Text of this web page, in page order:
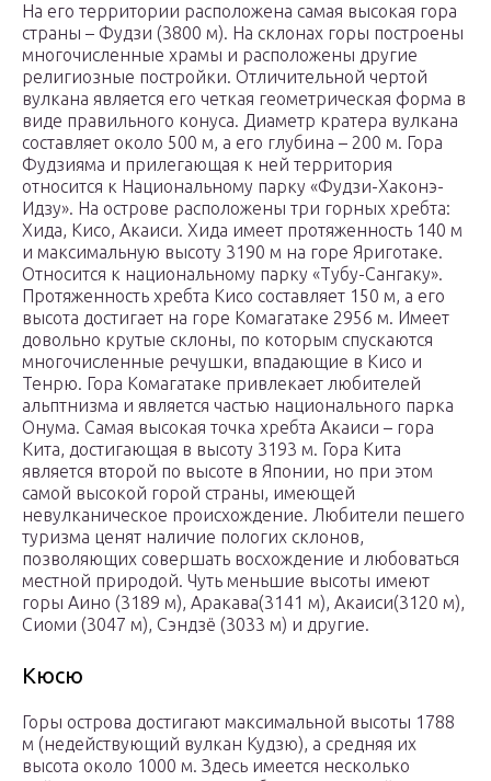
На его территории расположена самая высокая гора
страны – Фудзи (3800 м). На склонах горы построены
многочисленные храмы и расположены другие
религиозные постройки. Отличительной чертой
вулкана является его четкая геометрическая форма в
виде правильного конуса. Диаметр кратера вулкана
составляет около 500 м, а его глубина – 200 м. Гора
Фудзияма и прилегающая к ней территория
относится к Национальному парку «Фудзи-Хаконэ-
Идзу». На острове расположены три горных хребта:
Хида, Кисо, Акаиси. Хида имеет протяженность 140 м
и максимальную высоту 3190 м на горе Яриготаке.
Относится к национальному парку «Тубу-Сангаку».
Протяженность хребта Кисо составляет 150 м, а его
высота достигает на горе Комагатаке 2956 м. Имеет
довольно крутые склоны, по которым спускаются
многочисленные речушки, впадающие в Кисо и
Тенрю. Гора Комагатаке привлекает любителей
альптнизма и является частью национального парка
Онума. Самая высокая точка хребта Акаиси – гора
Кита, достигающая в высоту 3193 м. Гора Кита
является второй по высоте в Японии, но при этом
самой высокой горой страны, имеющей
невулканическое происхождение. Любители пешего
туризма ценят наличие пологих склонов,
позволяющих совершать восхождение и любоваться
местной природой. Чуть меньшие высоты имеют
горы Аино (3189 м), Аракава(3141 м), Акаиси(3120 м),
Сиоми (3047 м), Сэндзё (3033 м) и другие.
Кюсю
Горы острова достигают максимальной высоты 1788
м (недействующий вулкан Кудзю), а средняя их
высота около 1000 м. Здесь имеется несколько